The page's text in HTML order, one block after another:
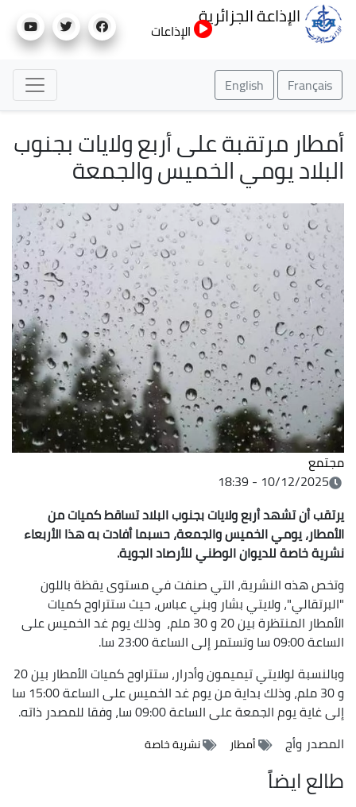
إلى
الإذاعة الجزائرية
الإذاعات
Français
English
أمطار مرتقبة على أربع ولايات بجنوب
البلاد يومي الخميس والجمعة
مجتمع
10/12/2025 - 18:39
يرتقب أن تشهد أربع ولايات بجنوب البلاد تساقط كميات من
الأمطار، يومي الخميس والجمعة، حسبما أفادت به هذا الأربعاء
نشرية خاصة للديوان الوطني للأرصاد الجوية.
وتخص هذه النشرية، التي صنفت في مستوى يقظة باللون
"البرتقالي"، ولايتي بشار وبني عباس، حيث ستتراوح كميات
الأمطار المنتظرة بين 20 و 30 ملم، وذلك يوم غد الخميس على
الساعة 09:00 سا وتستمر إلى الساعة 23:00 سا.
وبالنسبة لولايتي تيميمون وأدرار، ستتراوح كميات الأمطار بين 20
و 30 ملم، وذلك بداية من يوم غد الخميس على الساعة 15:00 سا
إلى غاية يوم الجمعة على الساعة 09:00 سا، وفقا للمصدر ذاته.
المصدروأج أمطار نشرية خاصة
طالع ايضاً